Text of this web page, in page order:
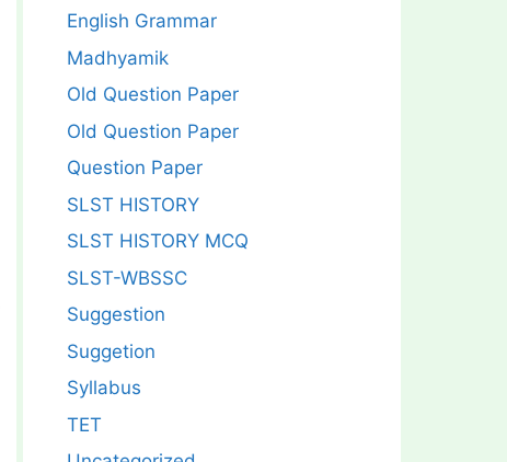
English Grammar
Madhyamik
Old Question Paper
Old Question Paper
Question Paper
SLST HISTORY
SLST HISTORY MCQ
SLST-WBSSC
Suggestion
Suggetion
Syllabus
TET